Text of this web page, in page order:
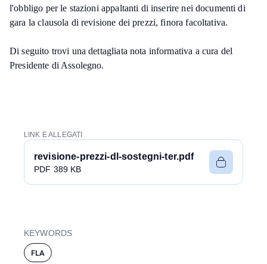
l'obbligo per le stazioni appaltanti di inserire nei documenti di
gara la clausola di revisione dei prezzi, finora facoltativa.
Di seguito trovi una dettagliata nota informativa a cura del
Presidente di Assolegno.
LINK E ALLEGATI
revisione-prezzi-dl-sostegni-ter.pdf
PDF 389 KB
KEYWORDS
FLA